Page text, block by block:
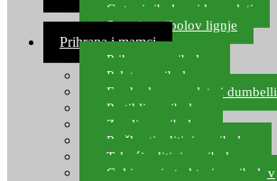
Gotovi ribolovni kompleti
Setovi za ribolov lignje
Prihrana i mamci
Prihrana za ribolov
Pelete za ribolov
Feeder lovne pelete i dumbelli
Partikli za ribolov
Zemlja za ribolov
Praškasti aditivi za ribolov
Tekući aditivi za ribolov
Gel i sprej atraktori za ribolov